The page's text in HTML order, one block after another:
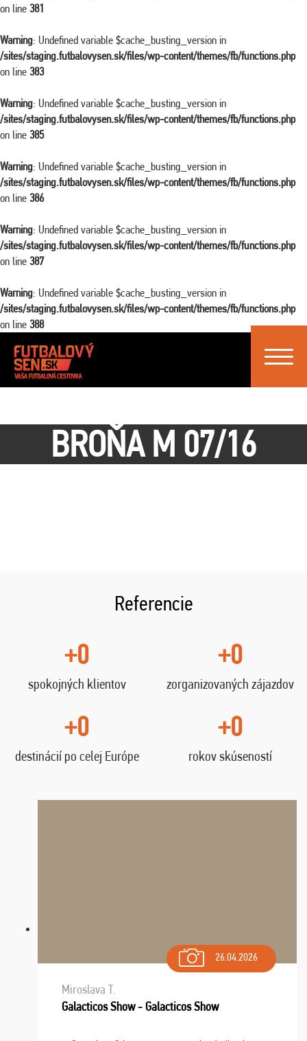
on line 381
Warning: Undefined variable $cache_busting_version in
/sites/staging.futbalovysen.sk/files/wp-content/themes/fb/functions.php
on line 383
Warning: Undefined variable $cache_busting_version in
/sites/staging.futbalovysen.sk/files/wp-content/themes/fb/functions.php
on line 385
Warning: Undefined variable $cache_busting_version in
/sites/staging.futbalovysen.sk/files/wp-content/themes/fb/functions.php
on line 386
Warning: Undefined variable $cache_busting_version in
/sites/staging.futbalovysen.sk/files/wp-content/themes/fb/functions.php
on line 387
Warning: Undefined variable $cache_busting_version in
/sites/staging.futbalovysen.sk/files/wp-content/themes/fb/functions.php
on line 388
Toggle
BROŇA M 07/16
Referencie
+0
spokojných klientov
+0
zorganizovaných zájazdov
+0
destinácií po celej Európe
+0
rokov skúseností
26.04.2026
Miroslava T.
Galacticos Show - Galacticos Show